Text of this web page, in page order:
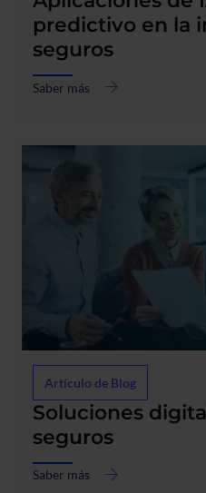
predictivo en la
seguros
Saber más
de
IA
y
análisis
predictivo
seguros
Soluciones
seguros
Artículo de Blog
Saber más
acerca